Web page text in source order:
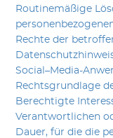
Routinemäßige
Rechte der
Social–Media-
Rechtsgrundlage
Berechtigte
Verantwortlichen
Dauer, für die die